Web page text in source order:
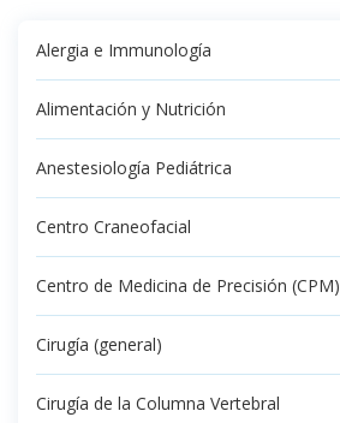
Alergia e Immunología
Alimentación y Nutrición
Anestesiología Pediátrica
Centro Craneofacial
Centro de Medicina de Precisión (CPM)
Cirugía (general)
Cirugía de la Columna Vertebral